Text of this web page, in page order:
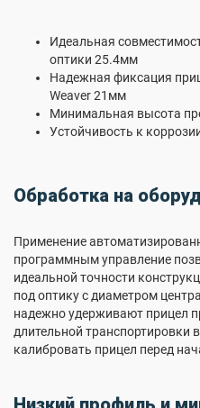
Идеальная
оптики 25.4мм
Надежная фиксация
Weaver 21мм
Минимальная высота
Устойчивость к
Обработка на
Применение
программным управление
идеальной точности
под оптику с диаметром
надежно удерживают прицел
длительной транспортировки
калибровать прицел перед